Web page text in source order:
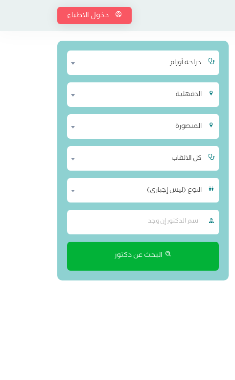
دخول الاطباء
جراحة أورام
الدقهلية
المنصورة
كل الالقاب
النوع (ليس إجباري)
البحث عن دكتور